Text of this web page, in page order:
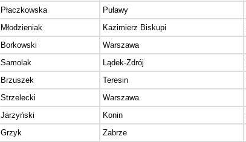
Płaczkowska
Puławy
Młodzieniak Kazimierz Biskupi
Borkowski
Warszawa
Samolak Lądek-Zdrój
Brzuszek Teresin
Strzelecki
Warszawa
Jarzyński Konin
Grzyk
Zabrze